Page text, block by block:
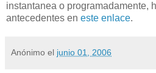
instantanea o programadamente,
antecedentes en este enlace.
Anónimo el junio 01, 2006